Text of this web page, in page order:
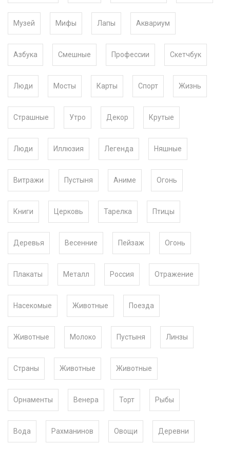
Музей Мифы Лапы Аквариум
Азбука Смешные Профессии Скетчбук
Люди Мосты Карты Спорт Жизнь
Страшные Утро Декор Крутые
Люди Иллюзия Легенда Няшные
Витражи Пустыня Аниме Огонь
Книги Церковь Тарелка Птицы
Деревья Весенние Пейзаж Огонь
Плакаты Металл Россия Отражение
Насекомые Животные Поезда
Животные Молоко Пустыня Линзы
Страны Животные Животные
Орнаменты Венера Торт Рыбы
Вода Рахманинов Овощи Деревни